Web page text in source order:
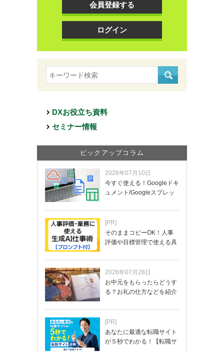
会員登録する
ログイン
DXお役立ち資料
セミナー情報
ピックアップコラム
2026年07月10日
今すぐ使える！Googleドキ
ュメント/Googleスプレッ
[PR]
そのままコピーOK！人事
評価や目標管理で使える具
2026年07月28日
お中元をもらったらどうす
る？お礼の仕方などを紹介
[PR]
あなたに最適な転職サイト
が５秒でわかる！【転職サ